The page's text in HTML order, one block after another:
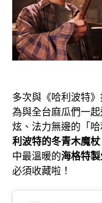
多次與《哈利波特
為與全台麻瓜們一
炫、法力無邊的「
利波特的冬青木魔
中最溫暖的海格特
必須收藏啦！